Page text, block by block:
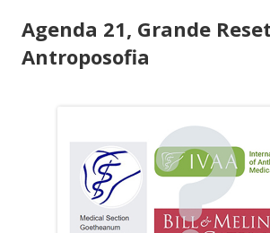
Agenda 21, Grande
Antroposofia